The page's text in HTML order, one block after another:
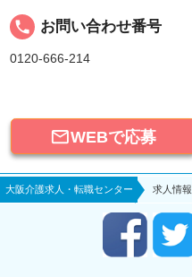
local_phone お問い合わせ番号
0120-666-214
WEBで応募
大阪介護求人・転職センター 求人情報